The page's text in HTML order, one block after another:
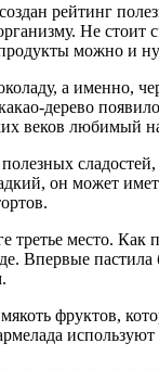
рейтинг
Не стоит
можно и
а именно,
дерево
веков любимый
он может
третье место.
Впервые
фруктов,